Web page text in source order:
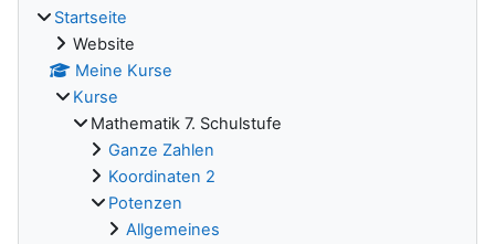
Startseite
Website
Meine Kurse
Kurse
Mathematik 7. Schulstufe
Ganze Zahlen
Koordinaten 2
Potenzen
Allgemeines